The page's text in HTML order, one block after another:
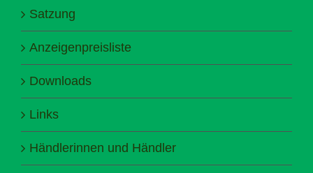
Satzung
Anzeigenpreisliste
Downloads
Links
Händlerinnen und Händler